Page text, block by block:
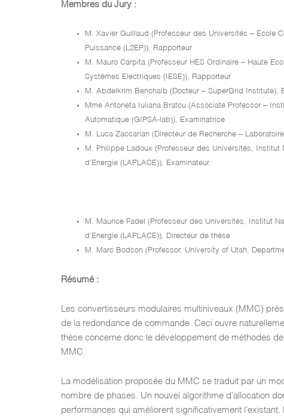
Membres du Jury :
M. Xavier Guillaud (Professeur des Universités – Ecole
Puissance (L2EP)), Rapporteur
M. Mauro Carpita (Professeur HES Ordinaire – Haute
Systèmes Electriques (IESE)), Rapporteur
M. Abdelkrim Benchaib (Docteur – SuperGrid Institute),
Mme Antoneta Iuliana Bratcu (Associate Professor –
Automatique (GIPSA-lab)), Examinatrice
M. Luca Zaccarian (Directeur de Recherche –
M. Philippe Ladoux (Professeur des Universités, Institut
d’Energie (LAPLACE)), Examinateur
M. Maurice Fadel (Professeur des Universités, Institut
d’Energie (LAPLACE)), Directeur de thèse
M. Marc Bodson (Professor, University of Utah,
Résumé :
Les convertisseurs modulaires multiniveaux (MMC)
de la redondance de commande. Ceci ouvre
thèse concerne donc le développement de méthodes
MMC.
La modélisation proposée du MMC se traduit par un
nombre de phases. Un nouvel algorithme d’allocation
performances qui améliorent significativement